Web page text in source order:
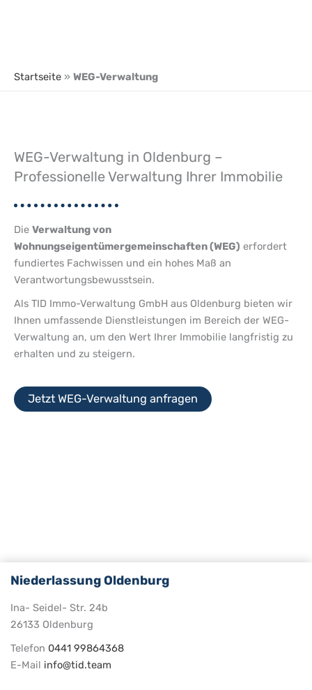
Startseite » WEG-Verwaltung
WEG-Verwaltung in Oldenburg –
Professionelle Verwaltung Ihrer Immobilie
Die Verwaltung von
Wohnungseigentümergemeinschaften (WEG) erfordert
fundiertes Fachwissen und ein hohes Maß an
Verantwortungsbewusstsein.
Als TID Immo-Verwaltung GmbH aus Oldenburg bieten wir
Ihnen umfassende Dienstleistungen im Bereich der WEG-
Verwaltung an, um den Wert Ihrer Immobilie langfristig zu
erhalten und zu steigern.
Jetzt WEG-Verwaltung anfragen
Niederlassung Oldenburg
Ina- Seidel- Str. 24b
26133 Oldenburg
Telefon 0441 99864368
E-Mail info@tid.team